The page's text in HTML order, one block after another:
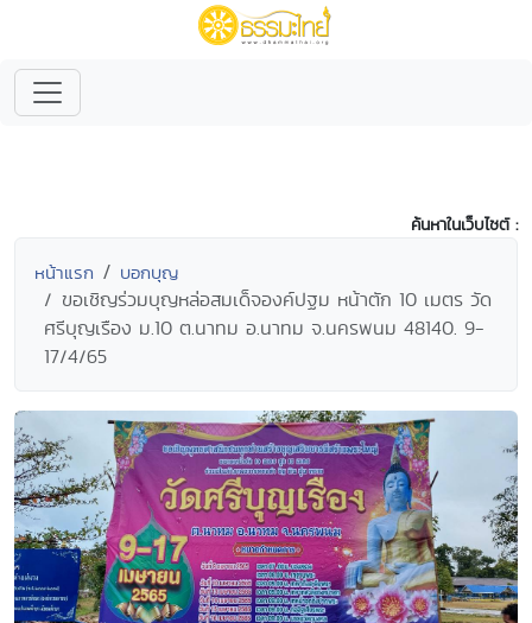
ค้นหาในเว็บไซต์ :
หน้าแรก บอกบุญ
ขอเชิญร่วมบุญหล่อสมเด็จองค์ปฐม หน้าตัก 10 เมตร วัด
ศรีบุญเรือง ม.10 ต.นาทม อ.นาทม จ.นครพนม 48140. 9-
17/4/65